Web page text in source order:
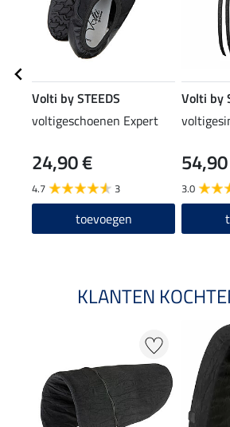
Volti by STEEDS
voltigeschoenen Expert
24,90 €
4.7 3
toevoegen
Volti by
3.0
KLANTEN